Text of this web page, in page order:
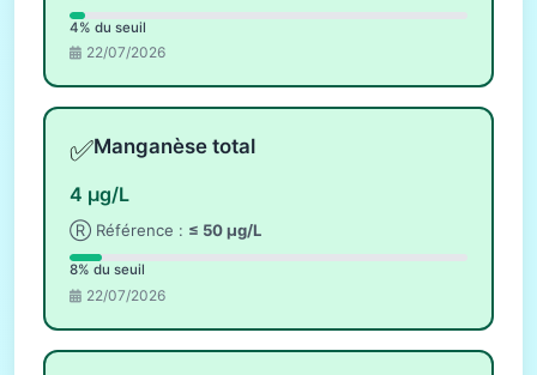
4% du seuil
22/07/2026
✅Manganèse total
4 µg/L
Ⓡ Référence : ≤ 50 µg/L
8% du seuil
22/07/2026